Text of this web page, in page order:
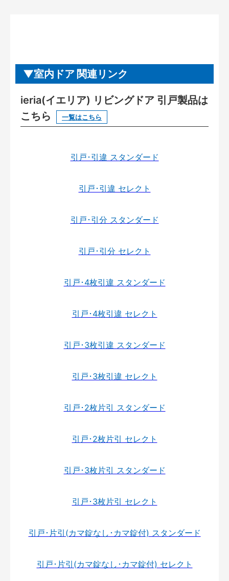
室内ドア 関連リンク
ieria(イエリア) リビングドア 引戸製品は
こちら
一覧はこちら
引戸･引違 スタンダード
引戸･引違 セレクト
引戸･引分 スタンダード
引戸･引分 セレクト
引戸･4枚引違 スタンダード
引戸･4枚引違 セレクト
引戸･3枚引違 スタンダード
引戸･3枚引違 セレクト
引戸･2枚片引 スタンダード
引戸･2枚片引 セレクト
引戸･3枚片引 スタンダード
引戸･3枚片引 セレクト
引戸･片引(カマ錠なし･カマ錠付) スタンダード
引戸･片引(カマ錠なし･カマ錠付) セレクト